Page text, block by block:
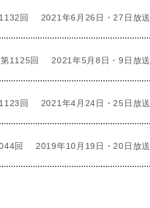
回 2021年6月26日・27日放送
第1125回 2021年5月8日・9日放送
回 2021年4月24日・25日放送
回 2019年10月19日・20日放送